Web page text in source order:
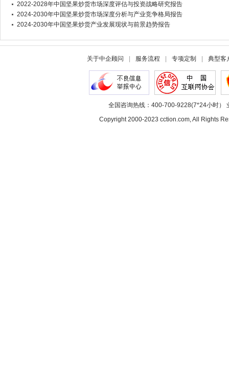
2022-2028年中国坚果炒货市场深度评估与投资战略研究报告
2024-2030年中国坚果炒货市场深度分析与产业竞争格局报告
2024-2030年中国坚果炒货产业发展现状与前景趋势报告
关于中企顾问 服务流程 专项定制 典型客
全国咨询热线：400-700-9228(7*24小时）
Copyright 2000-2023 cction.com, All Rights